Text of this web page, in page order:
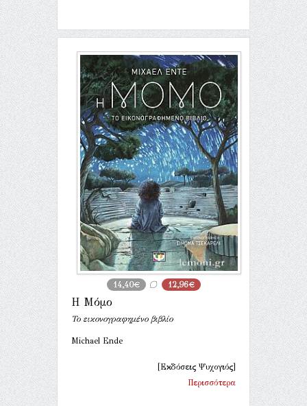
14,40€ 12,96€
Η Μόμο
Το εικονογραφημένο βιβλίο
Michael Ende
[Εκδόσεις Ψυχογιός]
Περισσότερα